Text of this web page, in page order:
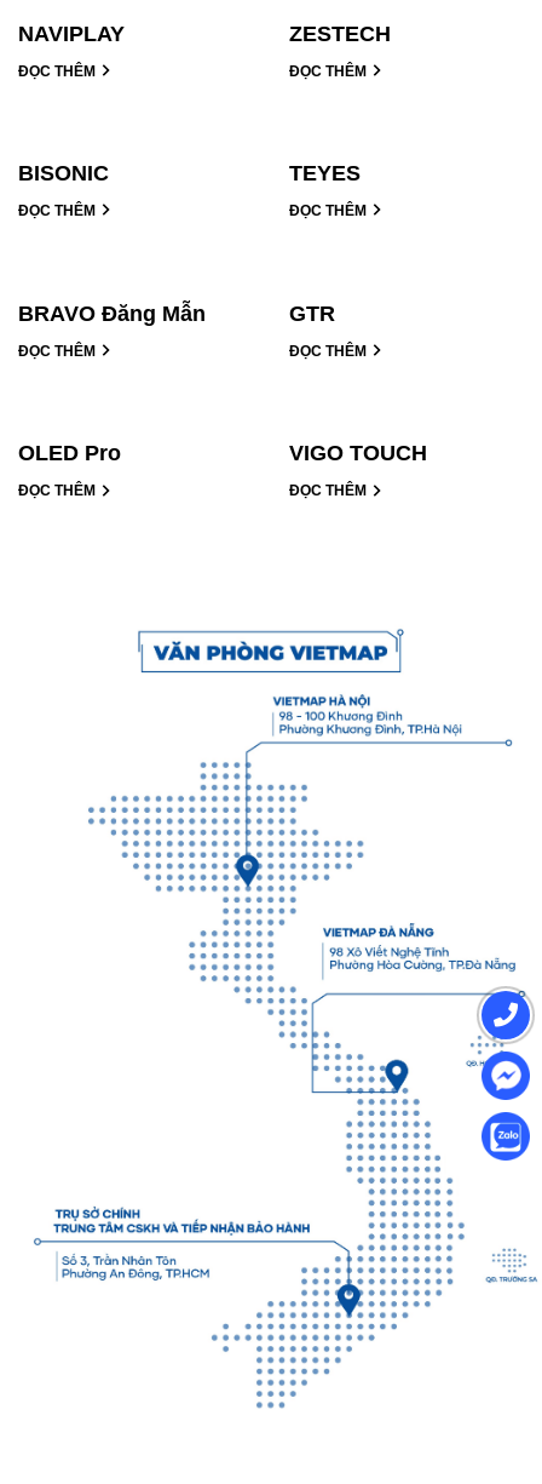
NAVIPLAY
ĐỌC THÊM
ZESTECH
ĐỌC THÊM
BISONIC
ĐỌC THÊM
TEYES
ĐỌC THÊM
BRAVO Đăng Mẫn
ĐỌC THÊM
GTR
ĐỌC THÊM
OLED Pro
ĐỌC THÊM
VIGO TOUCH
ĐỌC THÊM